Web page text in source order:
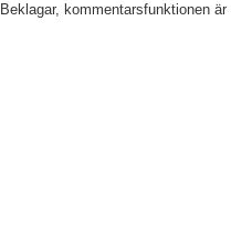
Beklagar, kommentarsfunktionen